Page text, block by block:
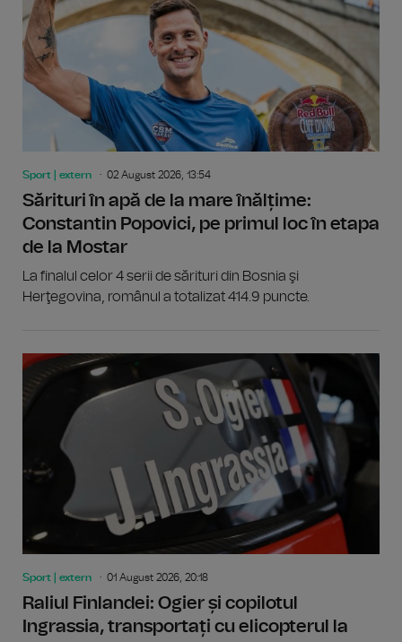
Sport | extern 02 August 2026, 13:54
Sărituri în apă de la mare înălțime:
Constantin Popovici, pe primul loc în etapa
de la Mostar
La finalul celor 4 serii de sărituri din Bosnia şi
Herţegovina, românul a totalizat 414.9 puncte.
Sport | extern 01 August 2026, 20:18
Raliul Finlandei: Ogier și copilotul
Ingrassia, transportați cu elicopterul la